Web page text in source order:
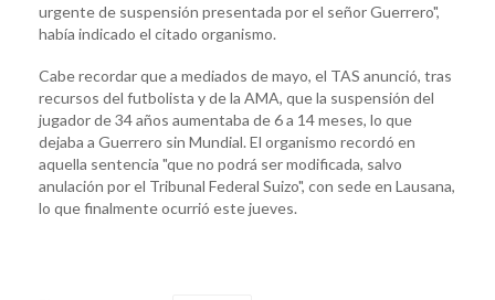
urgente de suspensión presentada por el señor Guerrero",
había indicado el citado organismo.
Cabe recordar que a mediados de mayo, el TAS anunció, tras
recursos del futbolista y de la AMA, que la suspensión del
jugador de 34 años aumentaba de 6 a 14 meses, lo que
dejaba a Guerrero sin Mundial. El organismo recordó en
aquella sentencia "que no podrá ser modificada, salvo
anulación por el Tribunal Federal Suizo", con sede en Lausana,
lo que finalmente ocurrió este jueves.